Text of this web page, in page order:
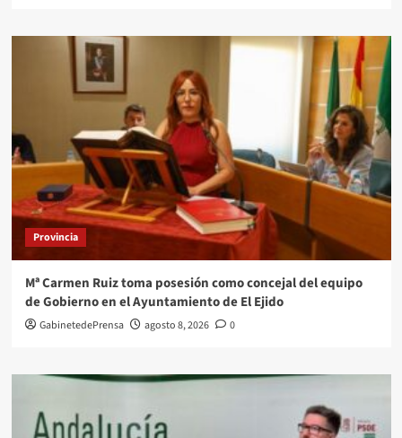
Provincia
Mª Carmen Ruiz toma posesión como concejal del equipo
de Gobierno en el Ayuntamiento de El Ejido
GabinetedePrensa agosto 8, 2026 0